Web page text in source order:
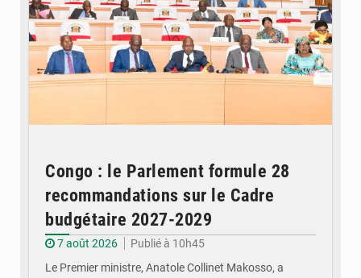
Congo : le Parlement formule 28
recommandations sur le Cadre
budgétaire 2027-2029
7 août 2026
Publié à 10h45
Le Premier ministre, Anatole Collinet Makosso, a